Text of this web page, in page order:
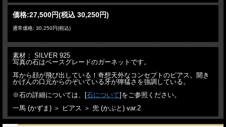
価格:27,500円(税込 30,250円)
通常価格: 30,250円(税込)
素材： SILVER 925
写真の石はベースグレードのガーネットです。
耳から顔が飛び出している！奇想天外なコンセプトのピアス。開き
かげんの口元からのぞいている牙が獰猛さを強調している。
※石の詳細については、[石について]をご参照ください。
一馬 (かずま) ＞ ピアス ＞ 兜 (かぶと) var.2